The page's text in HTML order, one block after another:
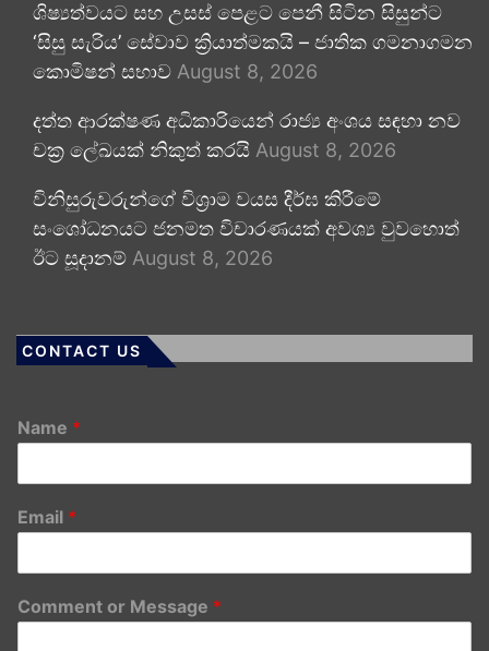
ශිෂ්‍යත්වයට සහ උසස් පෙළට පෙනී සිටින සිසුන්ට
‘සිසු සැරිය’ සේවාව ක්‍රියාත්මකයි – ජාතික ගමනාගමන
කොමිෂන් සභාව August 8, 2026
දත්ත ආරක්ෂණ අධිකාරියෙන් රාජ්‍ය අංශය සඳහා නව
චක්‍ර ලේඛයක් නිකුත් කරයි August 8, 2026
විනිසුරුවරුන්ගේ විශ්‍රාම වයස දීර්ඝ කිරීමේ
සංශෝධනයට ජනමත විචාරණයක් අවශ්‍ය වුවහොත්
ඊට සූදානම් August 8, 2026
CONTACT US
Name *
Email *
Comment or Message *